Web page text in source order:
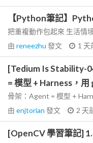
【Python筆記】
把重複動作包起來 生活情
由 reneezhu 發文 1 天
[Tedium Is Stability-
= 模型 + Harness，
骨架：Agent = 模型 +
由 enjtorian 發文 2 天
[OpenCV 學習筆記]